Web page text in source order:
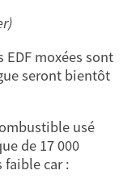
moxées sont
seront bientôt
usé
de 17 000
car :